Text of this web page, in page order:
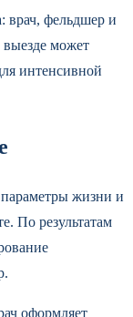
врач, фельдшер и
может
интенсивной
параметры жизни и
По результатам
оформляет